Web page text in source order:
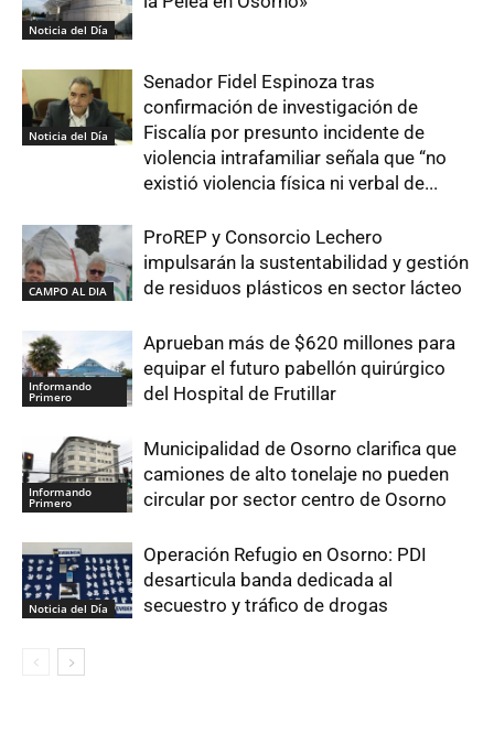
Noticia del Día
Noticia del Día
Senador Fidel Espinoza tras
confirmación de investigación de
Fiscalía por presunto incidente de
violencia intrafamiliar señala que “no
existió violencia física ni verbal de...
CAMPO AL DIA
ProREP y Consorcio Lechero
impulsarán la sustentabilidad y gestión
de residuos plásticos en sector lácteo
Informando
Primero
Aprueban más de $620 millones para
equipar el futuro pabellón quirúrgico
del Hospital de Frutillar
Informando
Primero
Municipalidad de Osorno clarifica que
camiones de alto tonelaje no pueden
circular por sector centro de Osorno
Noticia del Día
Operación Refugio en Osorno: PDI
desarticula banda dedicada al
secuestro y tráfico de drogas